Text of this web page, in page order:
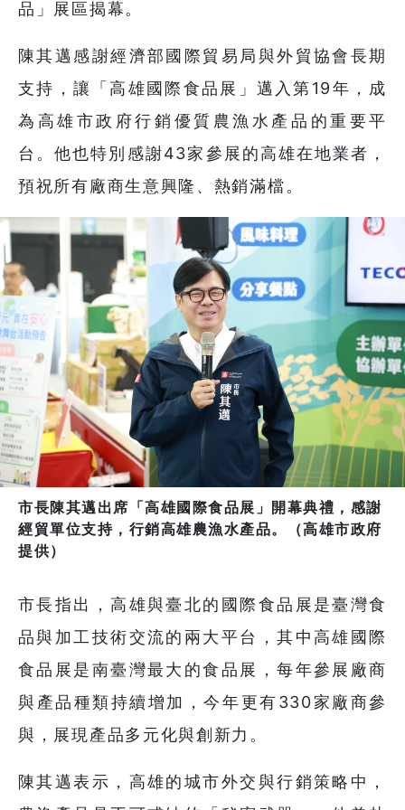
品」展區揭幕。
陳其邁感謝經濟部國際貿易局與外貿協會長期
支持，讓「高雄國際食品展」邁入第19年，成
為高雄市政府行銷優質農漁水產品的重要平
台。他也特別感謝43家參展的高雄在地業者，
預祝所有廠商生意興隆、熱銷滿檔。
市長陳其邁出席「高雄國際食品展」開幕典禮，感謝
經貿單位支持，行銷高雄農漁水產品。（高雄市政府
提供）
市長指出，高雄與臺北的國際食品展是臺灣食
品與加工技術交流的兩大平台，其中高雄國際
食品展是南臺灣最大的食品展，每年參展廠商
與產品種類持續增加，今年更有330家廠商參
與，展現產品多元化與創新力。
陳其邁表示，高雄的城市外交與行銷策略中，